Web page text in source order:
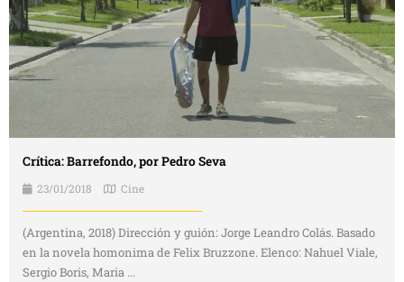
Crítica: Barrefondo, por Pedro Seva
23/01/2018 Cine
(Argentina, 2018) Dirección y guión: Jorge Leandro Colás. Basado
en la novela homonima de Felix Bruzzone. Elenco: Nahuel Viale,
Sergio Boris, Maria ...